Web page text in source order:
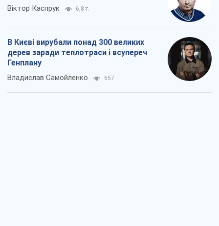
Віктор Каспрук 6,8 т.
В Києві вирубали понад 300 великих
дерев заради теплотраси і всупереч
Генплану
Владислав Самойленко 657